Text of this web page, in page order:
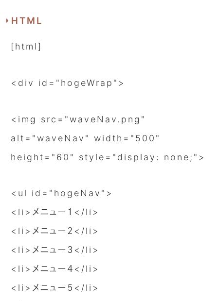
HTML
[html]
<div id="hogeWrap">
<img src="waveNav.png"
alt="waveNav" width="500"
height="60" style="display: none;">
<ul id="hogeNav">
<li>メニュー１</li>
<li>メニュー２</li>
<li>メニュー３</li>
<li>メニュー４</li>
<li>メニュー５</li>